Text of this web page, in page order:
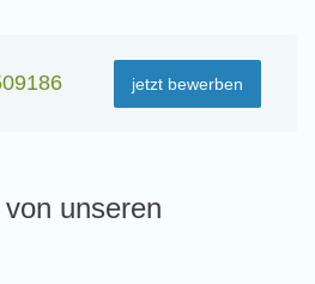
jetzt bewerben
unseren